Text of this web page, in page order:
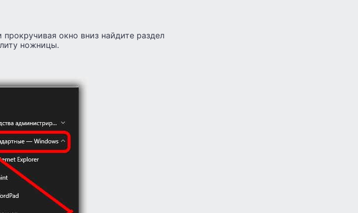
окно вниз найдите раздел
ножницы.